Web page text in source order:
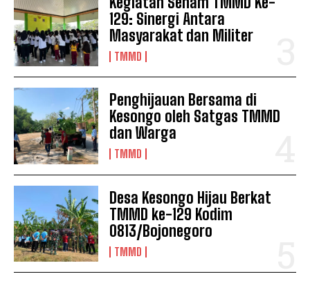
129: Sinergi Antara
Masyarakat dan Militer
TMMD
Penghijauan Bersama di
Kesongo oleh Satgas TMMD
dan Warga
TMMD
Desa Kesongo Hijau Berkat
TMMD ke-129 Kodim
0813/Bojonegoro
TMMD